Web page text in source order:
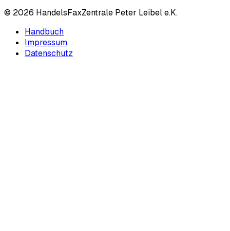
© 2026 HandelsFaxZentrale Peter Leibel e.K.
Handbuch
Impressum
Datenschutz